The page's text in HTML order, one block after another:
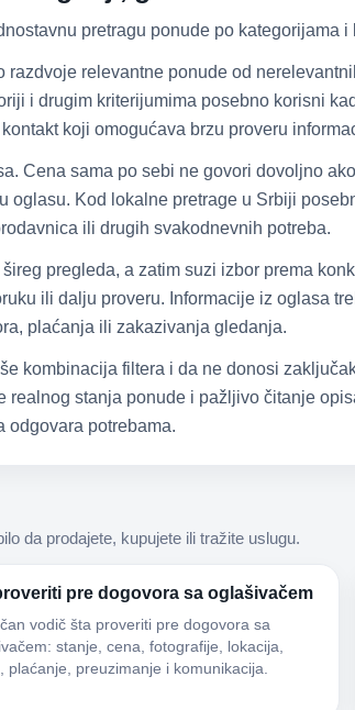
pretragu ponude po kategorijama i
relevantne ponude od
i drugim kriterijumima posebno korisni
koji omogućava brzu proveru
Cena sama po sebi ne govori dovoljno
oglasu. Kod lokalne pretrage u Srbiji
ili drugih svakodnevnih potreba.
pregleda, a zatim suzi izbor prema
ili dalju proveru. Informacije iz oglasa
plaćanja ili zakazivanja gledanja.
kombinacija filtera i da ne donosi
stanja ponude i pažljivo čitanje
odgovara potrebama.
da prodajete, kupujete ili tražite uslugu.
pre dogovora sa oglašivačem
vodič šta proveriti pre dogovora sa
stanje, cena, fotografije, lokacija,
plaćanje, preuzimanje i komunikacija.